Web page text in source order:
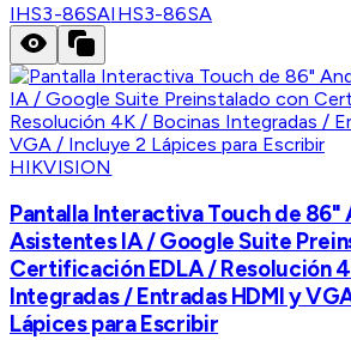
IHS3-86SAIHS3-86SA
HIKVISION
Pantalla Interactiva Touch de 86"
Asistentes IA / Google Suite
Certificación EDLA / Resolución
Integradas / Entradas HDMI y
Lápices para Escribir